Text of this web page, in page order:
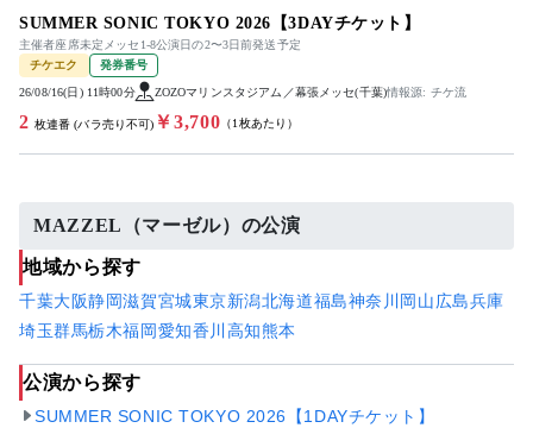
SUMMER SONIC TOKYO 2026【3DAYチケット】
主催者座席未定メッセ1-8公演日の2〜3日前発送予定
チケエク
発券番号
26/08/16(日) 11時00分 ZOZOマリンスタジアム／幕張メッセ(千葉)情報源: チケ流
2 枚連番 (バラ売り不可) ￥3,700 （1枚あたり）
MAZZEL（マーゼル）の公演
地域から探す
千葉大阪静岡滋賀宮城東京新潟北海道福島神奈川 岡山広島兵庫
埼玉群馬栃木福岡愛知香川 高知熊本
公演から探す
SUMMER SONIC TOKYO 2026【1DAYチケット】